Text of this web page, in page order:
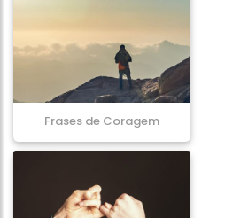
Frases de Coragem